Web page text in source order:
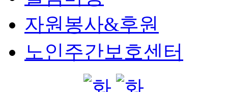
자원봉사&후원
노인주간보호센터